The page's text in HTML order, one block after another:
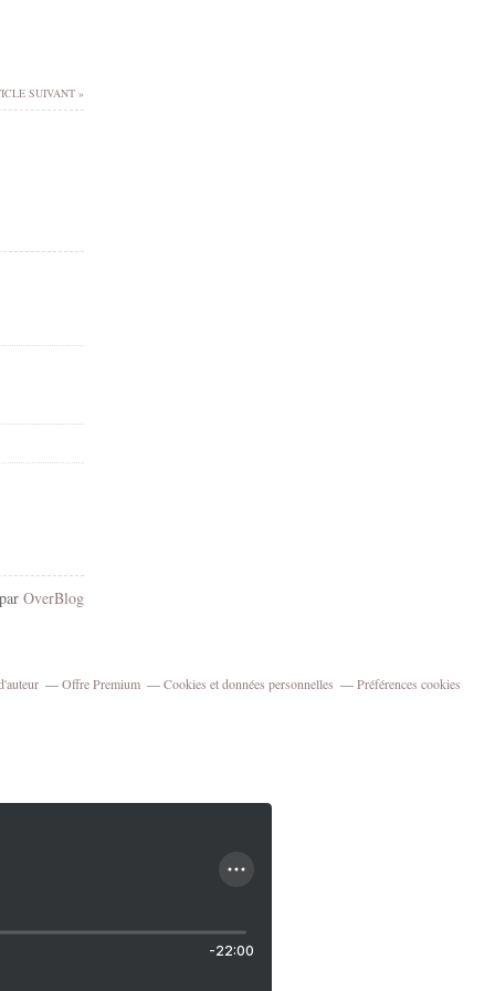
SUIVANT »
OverBlog
Offre Premium Cookies et données personnelles Préférences cookies
-22:00